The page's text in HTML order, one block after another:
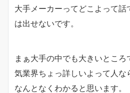
大手メーカーってどこよって話
は出せないです。
まぁ大手の中でも大きいとこ
気業界ちょっ詳しいよって人な
なんとなくわかると思います。